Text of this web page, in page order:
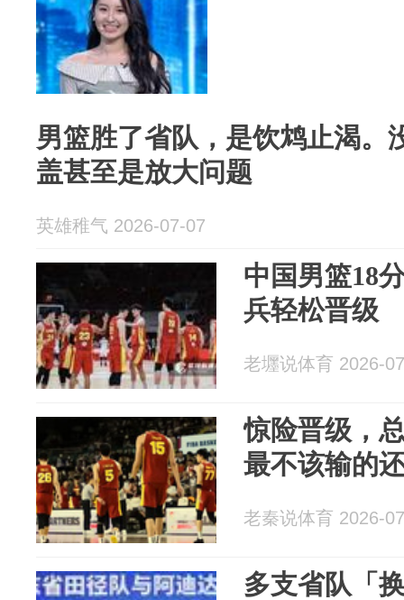
男篮胜了省队，是饮鸩止渴。
盖甚至是放大问题
英雄稚气 2026-07-07
中国男篮18
兵轻松晋级
老壥说体育 2026-
惊险晋级，
最不该输的
老秦说体育 2026-
多支省队「